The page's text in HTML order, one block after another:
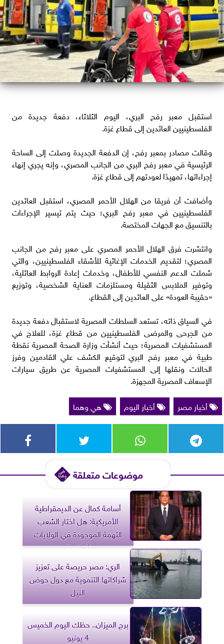
استقبل معبر رفح البري، اليوم الثلاثاء، دفعة جديدة من
الفلسطينيين العائدين إلى قطاع غزة.
وقالت مصادر بمعبر رفح، إن الدفعة الجديدة وصلت إلى الساحة
الرئيسية في معبر رفح البري من الجانب المصري، وإنه يجري إنهاء
إجراءاتها، تمهيدًا لعودتهم إلى قطاع غزة.
وأضافت أن فريقا من الهلال الأحمر المصري، استقبل العائدين
الفلسطينيين في معبر رفح البري؛ حيث يتم تيسير الإجراءات
بالتنسيق مع الجهات المختصة.
وانتشرت فرق الهلال الأحمر المصري على معبر رفح من الجانب
المصري؛ لتقديم الخدمات الإغاثية للأشقاء الفلسطينيين، والتي
شملت الدعم النفسي للأطفال، وخدمات إعادة الروابط العائلية،
وتوفير الملابس الثقيلة ومستلزمات العناية الشخصية، وتوزيع
«حقيبة العودة» على العائدين إلى القطاع.
في السياق ذاته، تستعد السلطات المصرية لاستقبال دفعة جديدة
من الجرحى والمرضى الفلسطينيين من قطاع غزة، للعلاج في
المستشفيات المصرية؛ حيث أنشأت وزارة الصحة المصرية نقطة
طبية في معبر رفح البري لتوقيع الكشف علي القادمين وفرز
الحالات ونقلها إلى المستشفيات المصرية عن طريق سيارات
الإسعاف المصرية المجهزة.
أخبار مصر
أخبار اليوم هي وهما
موضوعات متعلقة
أسامة كمال عن الديمقراطية
الأمريكية: هل اختار الشعب
التهمة الموجودة في الولايات
المتحدة
الري: مصر حريصة على تعزيز
شراكاتها التنموية مع دول حوض
النيل
برج الميزان.. حظك اليوم الخميس
4 يونيو